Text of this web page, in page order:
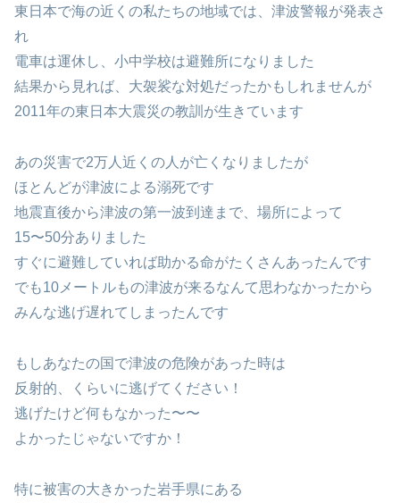
東日本で海の近くの私たちの地域では、津波警報が発表さ
れ
電車は運休し、小中学校は避難所になりました
結果から見れば、大袈裟な対処だったかもしれませんが
2011年の東日本大震災の教訓が生きています
あの災害で2万人近くの人が亡くなりましたが
ほとんどが津波による溺死です
地震直後から津波の第一波到達まで、場所によって
15〜50分ありました
すぐに避難していれば助かる命がたくさんあったんです
でも10メートルもの津波が来るなんて思わなかったから
みんな逃げ遅れてしまったんです
もしあなたの国で津波の危険があった時は
反射的、くらいに逃げてください！
逃げたけど何もなかった〜〜
よかったじゃないですか！
特に被害の大きかった岩手県にある